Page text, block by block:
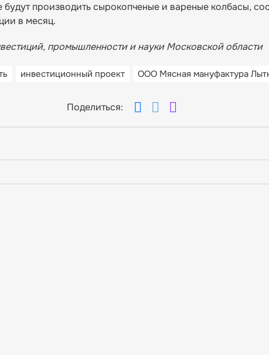
будут производить сырокопченые и вареные колбасы,
в месяц.
промышленности и науки Московской области
инвестиционный проект ООО Мясная мануфактура
Поделиться: